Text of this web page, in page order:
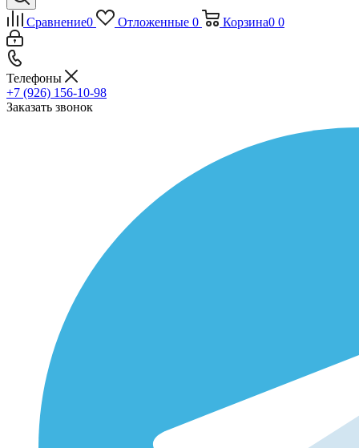
Сравнение0 Отложенные 0 Корзина0 0
Телефоны
+7 (926) 156-10-98
Заказать звонок